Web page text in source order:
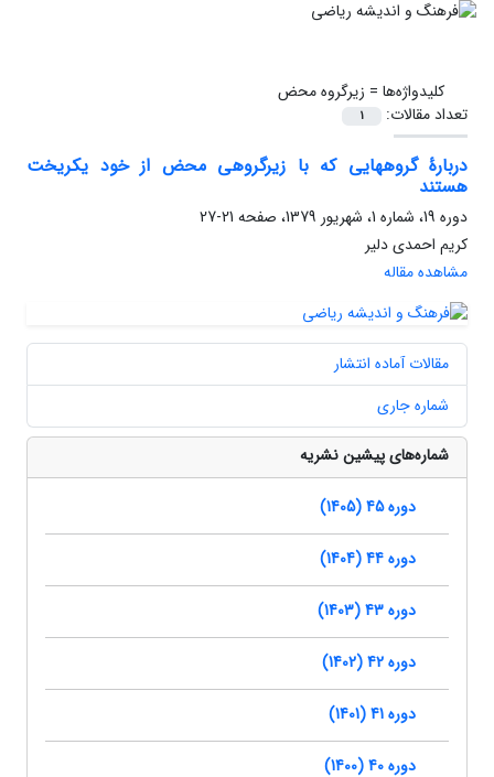
کلیدواژه‌ها = زیرگروه محض
تعداد مقالات:
1
دربارۀ گروههایی که با زیرگروهی محض از خود یکریخت
هستند
دوره 19، شماره 1، شهریور 1379، صفحه
21-27
کریم احمدی دلیر
مشاهده مقاله
مقالات آماده انتشار
شماره جاری
شماره‌های پیشین نشریه
دوره 45 (1405)
دوره 44 (1404)
دوره 43 (1403)
دوره 42 (1402)
دوره 41 (1401)
دوره 40 (1400)